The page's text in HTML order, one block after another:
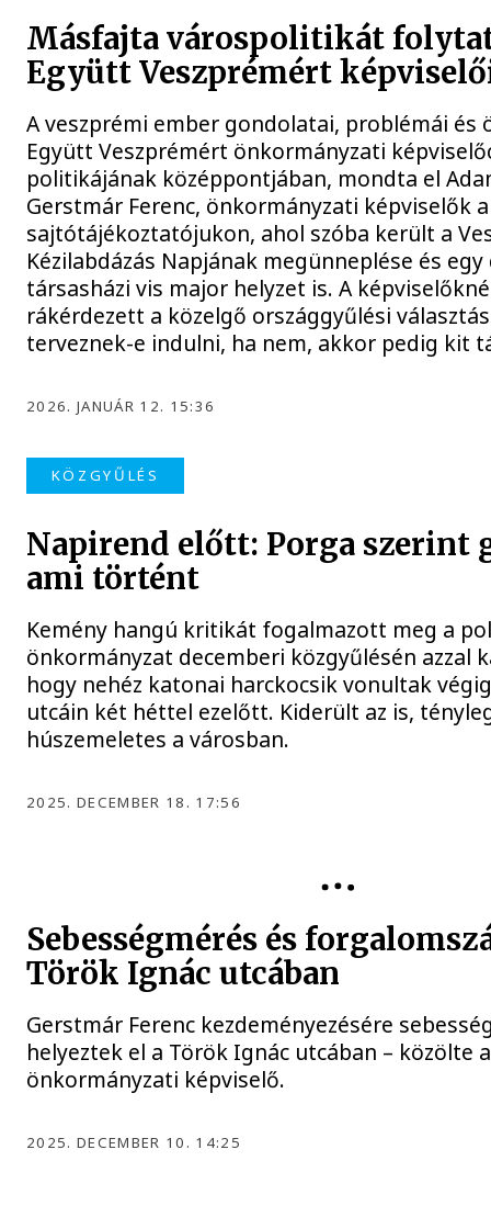
Másfajta várospolitikát
Együtt Veszprémért
A veszprémi ember gondolatai, problémái és
Együtt Veszprémért önkormányzati
politikájának középpontjában, mondta el
Gerstmár Ferenc, önkormányzati képviselők
sajtótájékoztatójukon, ahol szóba került a
Kézilabdázás Napjának megünneplése és
társasházi vis major helyzet is. A
rákérdezett a közelgő országgyűlési
terveznek-e indulni, ha nem, akkor pedig kit
2026. JANUÁR 12. 15:36
KÖZGYŰLÉS
Napirend előtt: Porga szerint
ami történt
Kemény hangú kritikát fogalmazott meg a
önkormányzat decemberi közgyűlésén azzal
hogy nehéz katonai harckocsik vonultak
utcáin két héttel ezelőtt. Kiderült az is,
húszemeletes a városban.
2025. DECEMBER 18. 17:56
Sebességmérés és
Török Ignác utcában
Gerstmár Ferenc kezdeményezésére
helyeztek el a Török Ignác utcában – közölte
önkormányzati képviselő.
2025. DECEMBER 10. 14:25